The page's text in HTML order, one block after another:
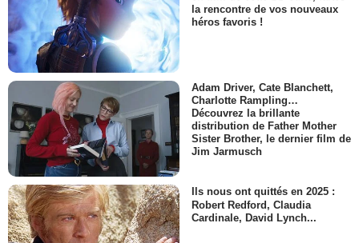
la rencontre de vos nouveaux
héros favoris !
Adam Driver, Cate Blanchett,
Charlotte Rampling…
Découvrez la brillante
distribution de Father Mother
Sister Brother, le dernier film de
Jim Jarmusch
Ils nous ont quittés en 2025 :
Robert Redford, Claudia
Cardinale, David Lynch...